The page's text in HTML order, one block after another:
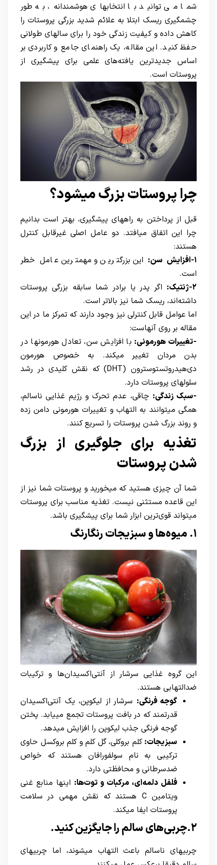
شما می توانید با انتخابهای هوشمندانه، به طور
چشمگیری ریسک ابتلا به علائم شدید بزرگی پروستات را
کاهش داده و کیفیت زندگی خود را برای سالهای طولانی
حفظ کنید. این مقاله، یک راهنمای جامع و کاربردی بر
اساس جدیدترین یافته‌های علمی برای پیشگیری از
پروستات است.
چرا پروستات بزرگ میشود؟
قبل از پرداختن به راههای پیشگیری، بهتر است بدانیم
چرا این اتفاق میافتد. دو عامل اصلی غیرقابل کنترل
هستند:
۱-افزایش سن:
این بزرگترین و مهمترین عامل خطر
است.
۲-ژنتیک:
اگر پدر یا برادر شما سابقه بزرگی پروستات
داشته‌اند، ریسک شما نیز بالاتر است.
اما عوامل قابل کنترلی نیز وجود دارند که تمرکز ما در این
مقاله بر روی آنهاست:
-تغییرات هورمونی: با افزایش سن، تعادل هورمونها در
بدن مردان تغییر میکند. به خصوص هورمون
دی‌هیدروتستوسترون (DHT) که نقش کلیدی در رشد
سلولهای پروستات دارد.
-سبک زندگی: چاقی، عدم تحرک و رژیم غذایی ناسالم،
همگی میتوانند به التهاب و تغییرات هورمونی دامن زده
و روند بزرگ شدن پروستات را تسریع کنند.
تغذیه برای جلوگیری از بزرگ
شدن پروستات
شما آن چیزی هستید که میخورید و پروستات شما نیز از
این قاعده مستثنی نیست. تغذیه مناسب برای پروستات
میتواند قوی‌ترین ابزار شما برای پیشگیری باشد.
۱. میوه‌ها و سبزیجات رنگارنگ
این گروه غذایی سرشار از آنتی‌اکسیدان‌ها و ترکیبات
ضدالتهابی هستند.
گوجه فرنگی: سرشار از لیکوپن، یک آنتی‌اکسیدان
قدرتمند که در بافت پروستات تجمع مییابد. پختن
گوجه فرنگی جذب لیکوپن را افزایش میدهد.
سبزیجات: کلم بروکلی، گل کلم و کلم بروکسل حاوی
ترکیبی به نام سولفورافان هستند که خواص
ضدسرطانی و محافظتی دارد.
فلفل دلمه‌ای، مرکبات و توت‌ها: اینها منابع غنی
ویتامین C هستند که نقش مهمی در سلامت
پروستات ایفا میکند.
۲.چربی‌های سالم را جایگزین کنید.
چربیهای ناسالم باعث التهاب میشوند، اما چربیهای